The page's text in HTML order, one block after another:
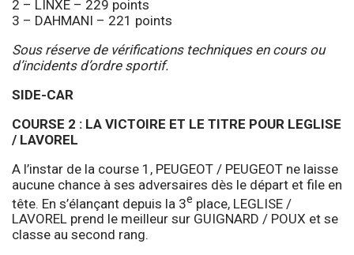
2 – LINXE – 229 points
3 – DAHMANI – 221 points
Sous réserve de vérifications techniques en cours ou
d’incidents d’ordre sportif.
SIDE-CAR
COURSE 2 : LA VICTOIRE ET LE TITRE POUR LEGLISE
/ LAVOREL
A l’instar de la course 1, PEUGEOT / PEUGEOT ne laisse
aucune chance à ses adversaires dès le départ et file en
tête. En s’élançant depuis la 3e place, LEGLISE /
LAVOREL prend le meilleur sur GUIGNARD / POUX et se
classe au second rang.